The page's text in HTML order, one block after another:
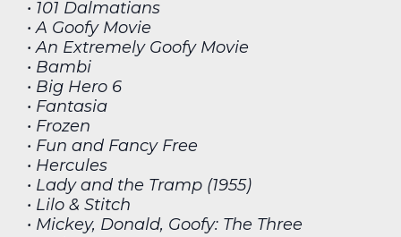
• 101 Dalmatians
• A Goofy Movie
• An Extremely Goofy Movie
• Bambi
• Big Hero 6
• Fantasia
• Frozen
• Fun and Fancy Free
• Hercules
• Lady and the Tramp (1955)
• Lilo & Stitch
• Mickey, Donald, Goofy: The Three